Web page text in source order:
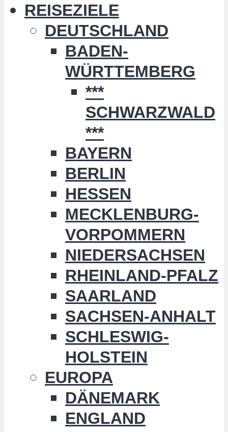
REISEZIELE
DEUTSCHLAND
BADEN-
WÜRTTEMBERG
***
SCHWARZWALD
***
BAYERN
BERLIN
HESSEN
MECKLENBURG-
VORPOMMERN
NIEDERSACHSEN
RHEINLAND-PFALZ
SAARLAND
SACHSEN-ANHALT
SCHLESWIG-
HOLSTEIN
EUROPA
DÄNEMARK
ENGLAND